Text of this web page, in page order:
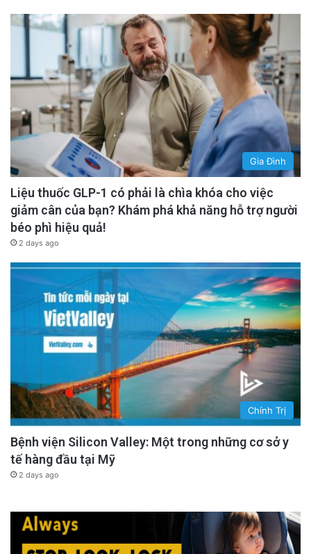
Gia Đình
Liệu thuốc GLP-1 có phải là chìa khóa cho việc
giảm cân của bạn? Khám phá khả năng hỗ trợ người
béo phì hiệu quả!
2 days ago
Chính Trị
Bệnh viện Silicon Valley: Một trong những cơ sở y
tế hàng đầu tại Mỹ
2 days ago